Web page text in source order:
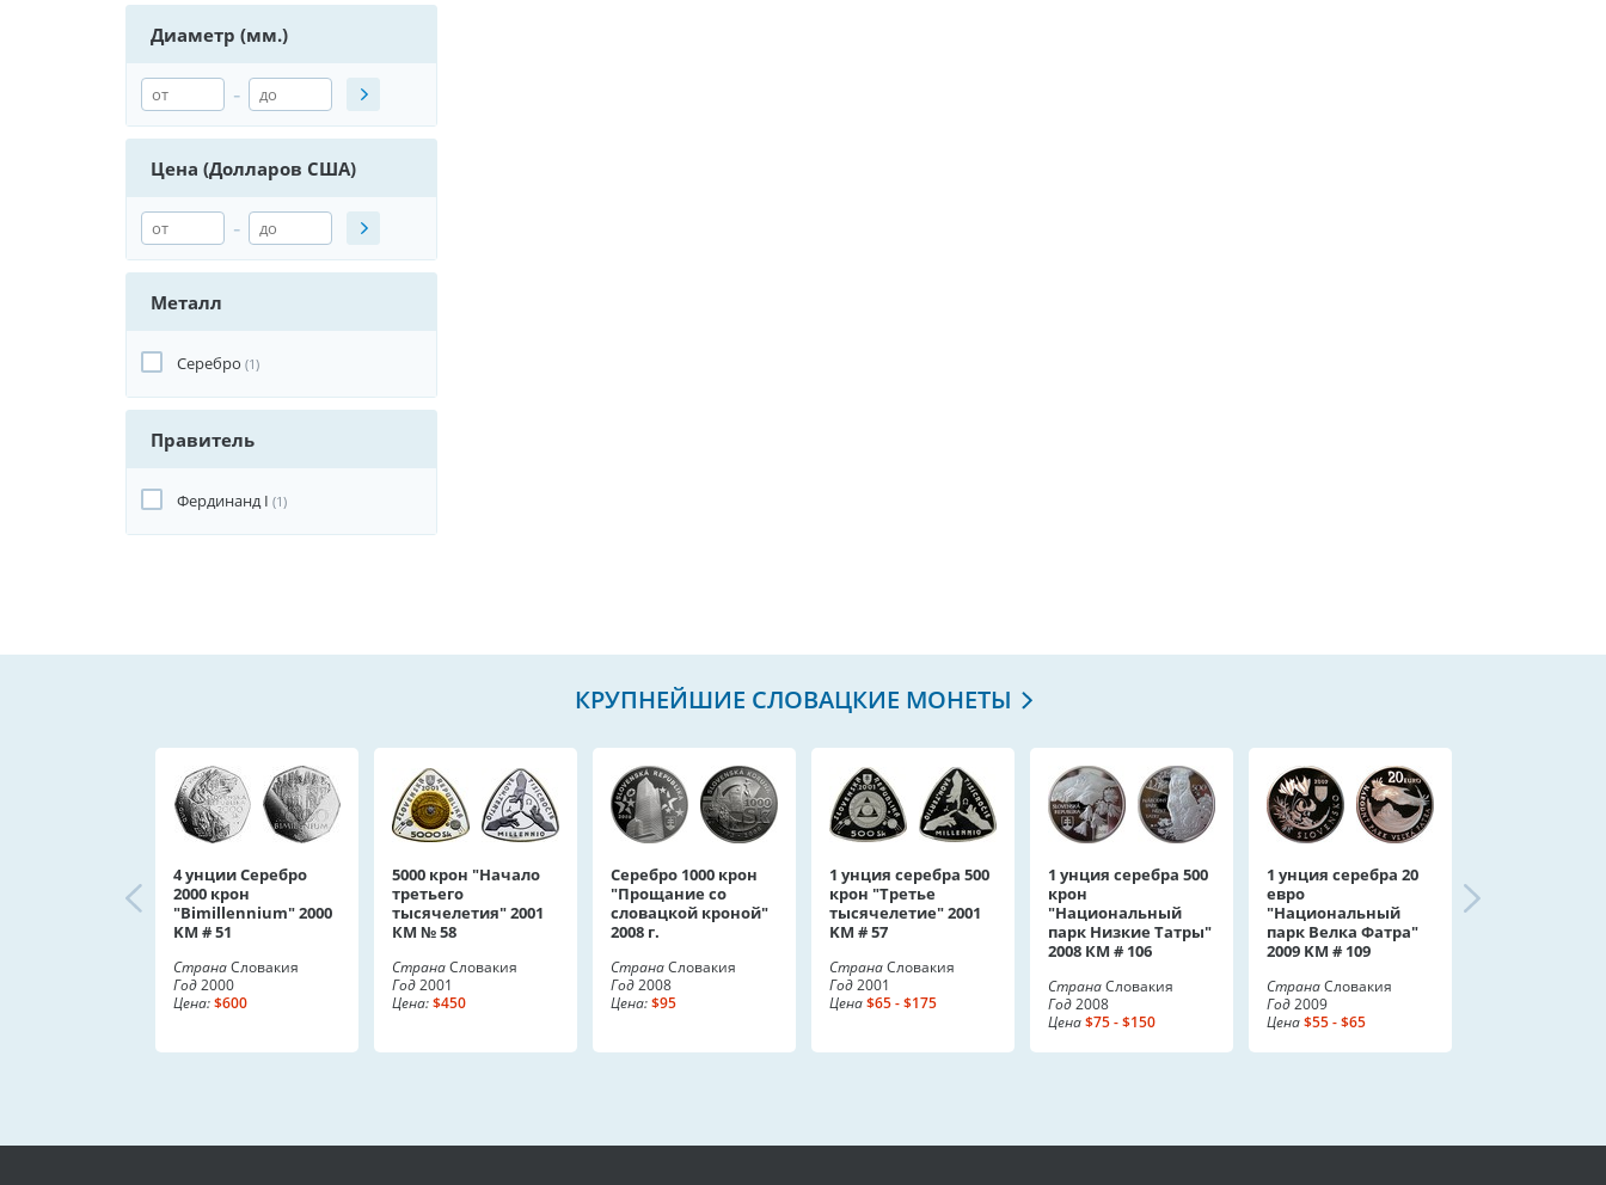
Диаметр (мм.)
-
Цена (Долларов США)
-
Металл
Серебро (1)
Правитель
Фердинанд I (1)
КРУПНЕЙШИЕ СЛОВАЦКИЕ МОНЕТЫ
4 унции Серебро
2000 крон
"Bimillennium" 2000
KM # 51
СтранаСловакия
Год2000
Цена:$600
5000 крон "Начало
третьего
тысячелетия" 2001
КМ № 58
СтранаСловакия
Год2001
Цена:$450
Серебро 1000 крон
"Прощание со
словацкой кроной"
2008 г.
СтранаСловакия
Год2008
Цена:$95
1 унция серебра 500
крон "Третье
тысячелетие" 2001
KM # 57
СтранаСловакия
Год2001
Цена$65 - $175
1 унция серебра 500
крон
"Национальный
парк Низкие Татры"
2008 КМ # 106
СтранаСловакия
Год2008
Цена$75 - $150
1 унция серебра 20
евро
"Национальный
парк Велка Фатра"
2009 KM # 109
СтранаСловакия
Год2009
Цена$55 - $65